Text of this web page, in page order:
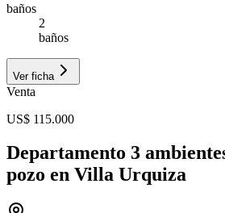
baños
2
baños
Ver ficha
Venta
US$ 115.000
Departamento 3
pozo en Villa Urquiza